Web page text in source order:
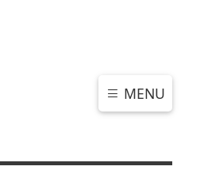
MENU